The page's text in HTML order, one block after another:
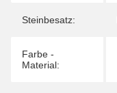
Steinbesatz:
Farbe -
Material: